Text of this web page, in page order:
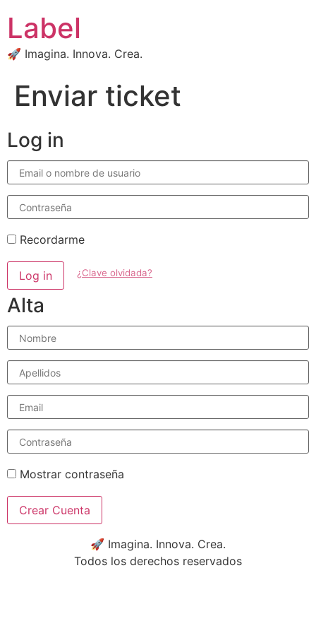
Label
🚀 Imagina. Innova. Crea.
Enviar ticket
Log in
Email
nombre
de
usuario
Contraseña
Recordarme
Log in ¿Clave olvidada?
Alta
Nombre
Apellidos
Email
Contraseña
Mostrar contraseña
Crear Cuenta
🚀 Imagina. Innova. Crea.
Todos los derechos reservados